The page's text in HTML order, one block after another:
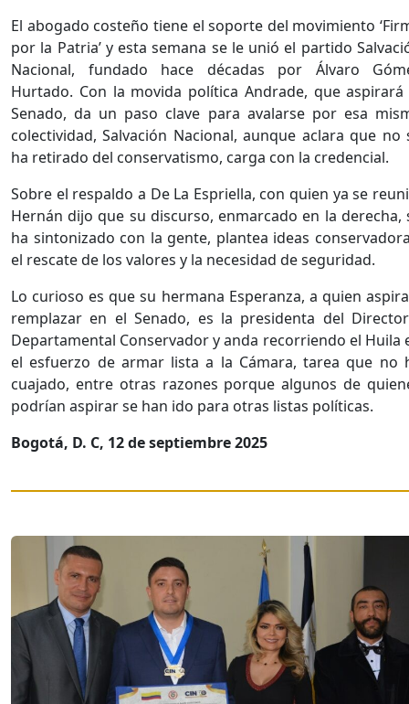
El abogado costeño tiene el soporte del movimiento
por la Patria’ y esta semana se le unió el partido
Nacional, fundado hace décadas por Álvaro
Hurtado. Con la movida política Andrade, que aspirará
Senado, da un paso clave para avalarse por esa
colectividad, Salvación Nacional, aunque aclara que no
ha retirado del conservatismo, carga con la credencial.
Sobre el respaldo a De La Espriella, con quien ya se
Hernán dijo que su discurso, enmarcado en la derecha,
ha sintonizado con la gente, plantea ideas
el rescate de los valores y la necesidad de seguridad.
Lo curioso es que su hermana Esperanza, a quien
remplazar en el Senado, es la presidenta del
Departamental Conservador y anda recorriendo el Huila
el esfuerzo de armar lista a la Cámara, tarea que no
cuajado, entre otras razones porque algunos de
podrían aspirar se han ido para otras listas políticas.
Bogotá, D. C, 12 de septiembre 2025